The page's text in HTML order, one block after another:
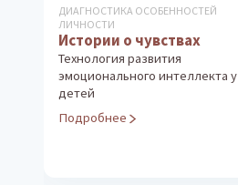
ДИАГНОСТИКА ОСОБЕННОСТЕЙ
ЛИЧНОСТИ
Истории о чувствах
Технология развития
эмоционального интеллекта у
детей
Подробнее